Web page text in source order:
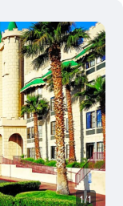
1/1